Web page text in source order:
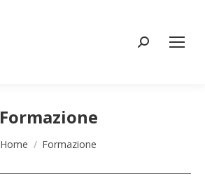
Cerca:
Formazione
Tu sei qui:
Home Formazione